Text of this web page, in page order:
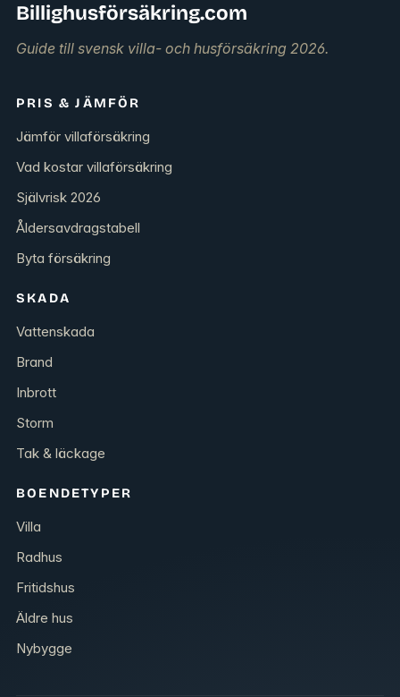
Billighusförsäkring.com
Guide till svensk villa- och husförsäkring 2026.
PRIS & JÄMFÖR
Jämför villaförsäkring
Vad kostar villaförsäkring
Självrisk 2026
Åldersavdragstabell
Byta försäkring
SKADA
Vattenskada
Brand
Inbrott
Storm
Tak & läckage
BOENDETYPER
Villa
Radhus
Fritidshus
Äldre hus
Nybygge